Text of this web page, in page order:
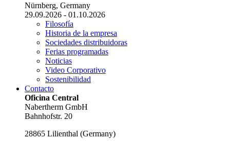
Nürnberg, Germany
29.09.2026 - 01.10.2026
Filosofía
Historia de la empresa
Sociedades distribuidoras
Ferias programadas
Noticias
Video Corporativo
Sostenibilidad
Contacto
Oficina Central
Nabertherm GmbH
Bahnhofstr. 20
28865 Lilienthal (Germany)